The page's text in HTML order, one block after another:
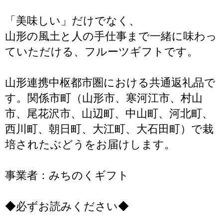
「美味しい」だけでなく、
山形の風土と人の手仕事まで一緒に味わっ
ていただける、フルーツギフトです。
山形連携中枢都市圏における共通返礼品で
す。関係市町（山形市、寒河江市、村山
市、尾花沢市、山辺町、中山町、河北町、
西川町、朝日町、大江町、大石田町）で栽
培されたぶどうをお届けします。
事業者：みちのくギフト
◆必ずお読みください◆